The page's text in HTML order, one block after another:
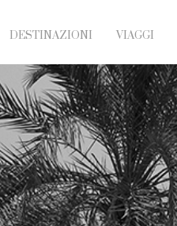
DESTINAZIONI VIAGGI